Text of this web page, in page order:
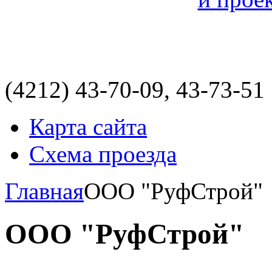
(4212) 43-70-09, 43-73-51
Карта сайта
Схема проезда
ГлавнаяООО "РуфСтрой"
ООО "РуфСтрой"